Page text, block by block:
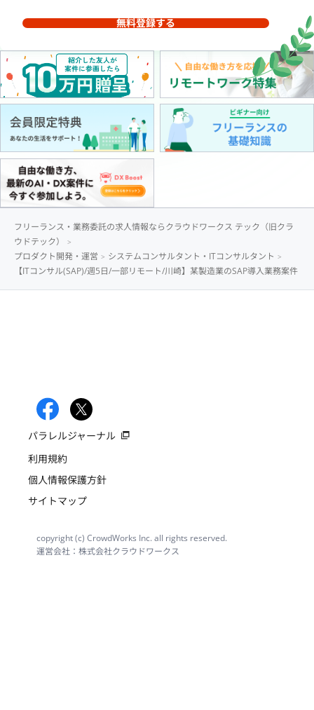
無料登録する
フリーランス・業務委託の求人情報ならクラウドワークス テック（旧クラ
ウドテック）
プロダクト開発・運営
システムコンサルタント・ITコンサルタント
【ITコンサル(SAP)/週5日/一部リモート/川崎】某製造業のSAP導入業務案件
パラレルジャーナル
利用規約
個人情報保護方針
サイトマップ
copyright (c) CrowdWorks Inc. all rights reserved.
運営会社：株式会社クラウドワークス